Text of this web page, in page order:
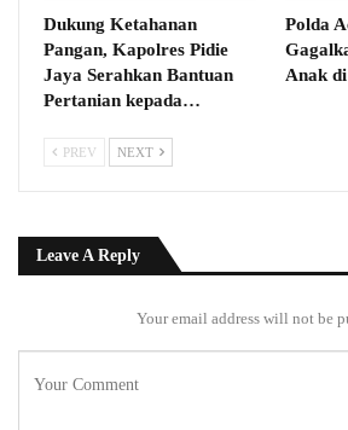
Dukung Ketahanan
Pangan, Kapolres Pidie
Jaya Serahkan Bantuan
Pertanian kepada…
Polda
Anak
PREV NEXT
Leave A Reply
Your email address will not be